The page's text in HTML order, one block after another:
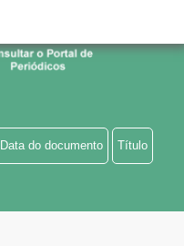
Data do documento Título